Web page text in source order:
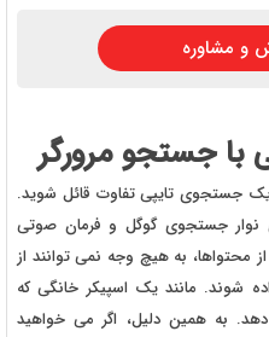
و مشاوره
جستجو مرورگر
جستجوی تایپی تفاوت قائل شوید.
نوار جستجوی گوگل و فرمان صوتی
محتواها، به هیچ وجه نمی توانند از
مانند یک اسپیکر خانگی که
به همین دلیل، اگر می خواهید